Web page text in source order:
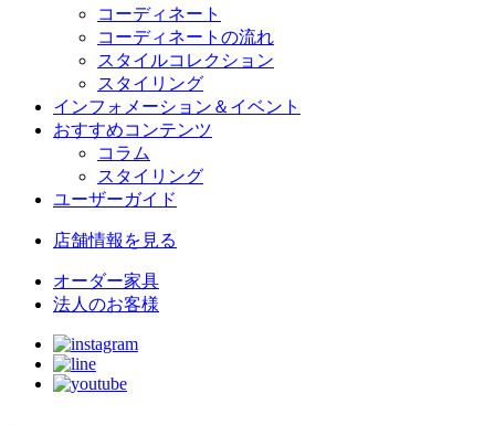
コーディネート
コーディネートの流れ
スタイルコレクション
スタイリング
インフォメーション＆イベント
おすすめコンテンツ
コラム
スタイリング
ユーザーガイド
店舗情報 を見る
オーダー家具
法人のお客様